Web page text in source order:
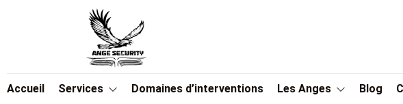
Accueil Services Domaines d’interventions Les Anges Blog